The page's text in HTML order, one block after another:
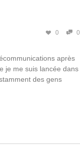
0 0
après
je me suis lancée dans
des gens